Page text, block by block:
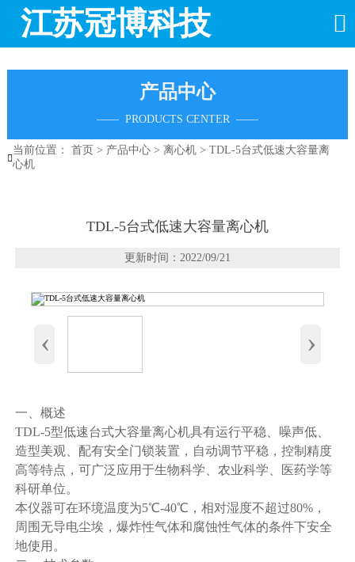
江苏冠博科技 
产品中心
—— PRODUCTS CENTER ——

当前位置： 首页 > 产品中心> 离心机> TDL-5台式低速大容量离
心机
TDL-5台式低速大容量离心机
更新时间：2022/09/21
‹ ›
一、概述
TDL-5型低速台式大容量离心机具有运行平稳、噪声低、
造型美观、配有安全门锁装置，自动调节平稳，控制精度
高等特点，可广泛应用于生物科学、农业科学、医药学等
科研单位。
本仪器可在环境温度为5℃-40℃，相对湿度不超过80%，
周围无导电尘埃，爆炸性气体和腐蚀性气体的条件下安全
地使用。